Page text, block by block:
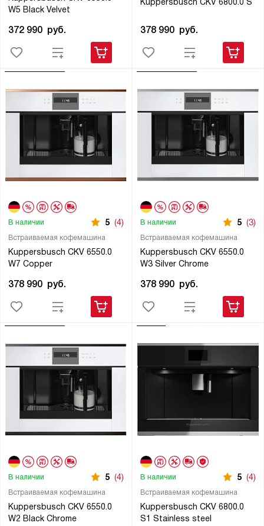
W5 Black Velvet
372 990 руб. 378 990 руб.
Встраиваемая кофемашина
Kuppersbusch CKV 6550.0
W7 Copper
В наличии 5 (4)
378 990 руб.
Встраиваемая кофемашина
Kuppersbusch CKV 6550.0
W3 Silver Chrome
В наличии 5 (3)
378 990 руб.
Встраиваемая кофемашина
Kuppersbusch CKV 6550.0
W2 Black Chrome
В наличии 5 (4)
Встраиваемая кофемашина
Kuppersbusch CKV 6800.0
S1 Stainless steel
В наличии 5 (4)